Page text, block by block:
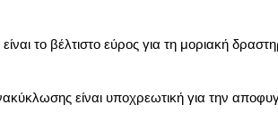
το βέλτιστο εύρος για τη μοριακή
είναι υποχρεωτική για την